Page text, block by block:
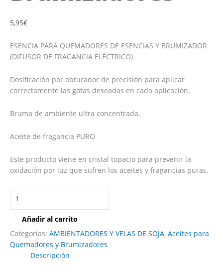
5,95€
ESENCIA PARA QUEMADORES DE ESENCIAS Y BRUMIZADOR
(DIFUSOR DE FRAGANCIA ELÉCTRICO)
Dosificación por obturador de precisión para aplicar
correctamente las gotas deseadas en cada aplicación.
Bruma de ambiente ultra concentrada.
Aceite de fragancia PURO
Este producto viene en cristal topacio para prevenir la
oxidación por luz que sufren los aceites y fragancias puras.
Añadir al carrito
Categorías: AMBIENTADORES Y VELAS DE SOJA, Aceites para
Quemadores y Brumizadores
Descripción